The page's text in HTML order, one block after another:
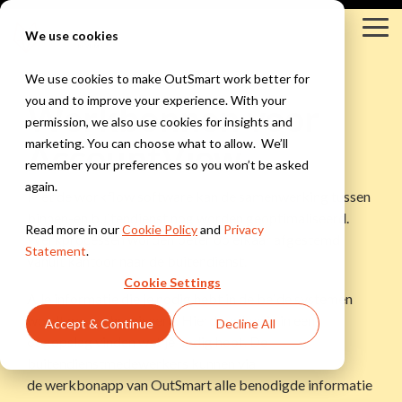
We use cookies
We use cookies to make OutSmart work better for
you and to improve your experience. With your
permission, we also use cookies for insights and
marketing. You can choose what to allow. We’ll
remember your preferences so you won’t be asked
again.
Read more in ourCookie Policyand Privacy
Statement.
Cookie Settings
Accept & Continue Decline All
Skip
content.
Oplossingen
Digitale werkbon
bij de hand
Houd altijd grip op
je planning
Offertes &
Facturen
Stuur offertes &
Bekijk alle oplossingen
Branches
Installatietechniek &
&
onderhoudscontracten
voor installateurs
Bouw &
Onderhoud
werkbonnen &
urenregistratie
Bekijk alle branches
Integraties
Exact
Snelstart
AFAS
Moneybird
Yuki
Bekijk alle integraties
Kennis &
Inspiratie
Blogs
Nieuwsbrief
Kennisbank
Innovatie Hub
Werkbonnen voor
AccountView
Met de
kan de samenwerking tussen
binnen-en buitendienst nog worden geoptimaliseerd.
Werkprocessen worden beter op elkaar afgestemd
vanuit kantoor naar de buitendienst.
Alle informatie die je nodig hebt in de beide systemen
wordt gesynchroniseerd. Hierdoor kun je in een
oogopslag vinden wat je nodig hebt. De
dewerkbonapp van OutSmart alle benodigde informatie